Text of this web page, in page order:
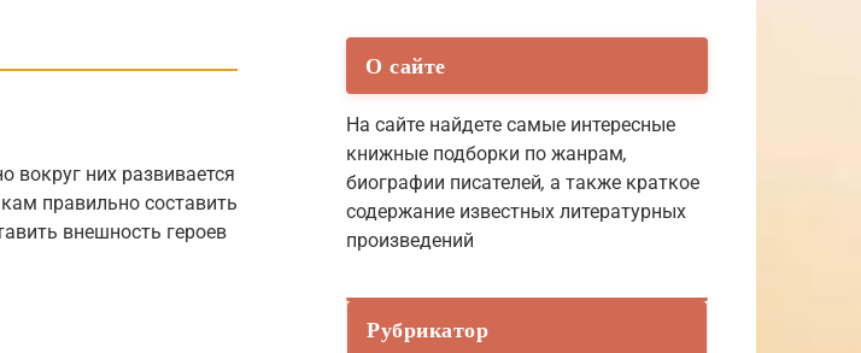
вокруг них развивается
правильно составить
внешность героев
О сайте
На сайте найдете самые интересные
книжные подборки по жанрам,
биографии писателей, а также краткое
содержание известных литературных
произведений
Рубрикатор